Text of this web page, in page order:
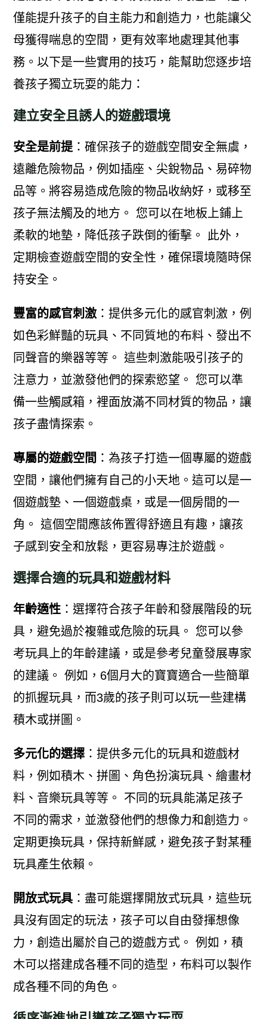
僅能提升孩子的自主能力和創造力，也能讓父
母獲得喘息的空間，更有效率地處理其他事
務。以下是一些實用的技巧，能幫助您逐步培
養孩子獨立玩耍的能力：
建立安全且誘人的遊戲環境
安全是前提：確保孩子的遊戲空間安全無虞，
遠離危險物品，例如插座、尖銳物品、易碎物
品等。將容易造成危險的物品收納好，或移至
孩子無法觸及的地方。 您可以在地板上鋪上
柔軟的地墊，降低孩子跌倒的衝擊。 此外，
定期檢查遊戲空間的安全性，確保環境隨時保
持安全。
豐富的感官刺激：提供多元化的感官刺激，例
如色彩鮮豔的玩具、不同質地的布料、發出不
同聲音的樂器等等。 這些刺激能吸引孩子的
注意力，並激發他們的探索慾望。 您可以準
備一些觸感箱，裡面放滿不同材質的物品，讓
孩子盡情探索。
專屬的遊戲空間 ：為孩子打造一個專屬的遊戲
空間，讓他們擁有自己的小天地。這可以是一
個遊戲墊、一個遊戲桌，或是一個房間的一
角。 這個空間應該佈置得舒適且有趣，讓孩
子感到安全和放鬆，更容易專注於遊戲。
選擇合適的玩具和遊戲材料
年齡適性：選擇符合孩子年齡和發展階段的玩
具，避免過於複雜或危險的玩具。 您可以參
考玩具上的年齡建議，或是參考兒童發展專家
的建議。 例如，6個月大的寶寶適合一些簡單
的抓握玩具，而3歲的孩子則可以玩一些建構
積木或拼圖。
多元化的選擇：提供多元化的玩具和遊戲材
料，例如積木、拼圖、角色扮演玩具、繪畫材
料、音樂玩具等等。 不同的玩具能滿足孩子
不同的需求，並激發他們的想像力和創造力。
定期更換玩具，保持新鮮感，避免孩子對某種
玩具產生依賴。
開放式玩具：盡可能選擇開放式玩具，這些玩
具沒有固定的玩法，孩子可以自由發揮想像
力，創造出屬於自己的遊戲方式。 例如，積
木可以搭建成各種不同的造型，布料可以製作
成各種不同的角色。